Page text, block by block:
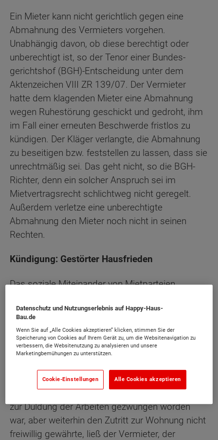
Ein Mieter kann nicht gerichtlich gegen eine
Abmahnung des Vermieters vorgehen.
Unabhängig davon, ob diese berechtigt oder
unberechtigt ist, so der Tenor einer Bundes-
gerichtshof (BGH)-Entscheidung unter dem
Aktenzeichen VIII ZR 139/07. Der Vermieter
hatte dem klagenden Mieter eine Abmahnung
wegen Ruhestörung geschickt und gedroht, ihm
im Fall einer erneuten Beschwerde fristlos zu
kündigen. Der Kläger verlangte, die Abmahnung
zu beseitigen bzw. feststellen zu lassen, dass sie
unrechtmäßig sei. Das geht nicht, so die BGH-
Richter, denn ein solcher Anspruch sei im
Mietvertragsrecht schlichtweg nicht geregelt.
Außerdem verletze eine unberechtigte
Abmahnung den Mieter noch nicht in seinen
Rechten.
Kündigung: Gestörter Hausfrieden
Das soziale Miteinander von Mietparteien
Vermieter hat einen hohen Stellenwert. Wer den
fristlos vor die Tür gesetzt werden. So ein
Beschluss des Landesgerichts (LG) Berlin unter
Mieter widersetzte sich Instandhaltungs- und
Modernisierungsarbeiten. Nachdem er gerichtlich
zur Duldung der Arbeiten gezwungen worden
war, aber weiterhin den Zutritt zur Wohnung nicht
freiwillig gewährte, ließ der Vermieter, der
Datenschutz und Nutzungserlebnis auf Happy-Haus-
Bau.de
Wenn Sie auf „Alle Cookies akzeptieren“ klicken, stimmen Sie der
Speicherung von Cookies auf Ihrem Gerät zu, um die Websitenavigation zu
verbessern, die Websitenutzung zu analysieren und unsere
Marketingbemühungen zu unterstützen.
Cookie-Einstellungen Alle Cookies akzeptieren